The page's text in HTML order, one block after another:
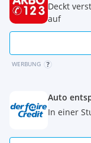
Deckt
auf
WERBUNG
Auto
In einer